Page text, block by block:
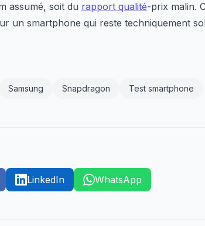
assumé, soit du rapport qualité-prix malin.
un smartphone qui reste techniquement
Samsung Snapdragon Test smartphone
LinkedIn WhatsApp